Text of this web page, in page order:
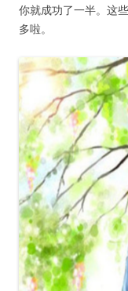
你就成功了一半。这
多啦。